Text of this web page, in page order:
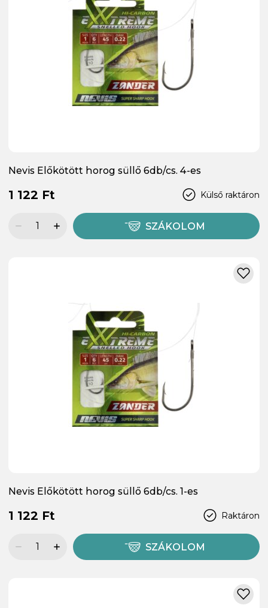
Nevis Előkötött horog süllő 6db/cs. 4-es
Külső raktáron
1 122 Ft
SZÁKOLOM
Nevis Előkötött horog süllő 6db/cs. 1-es
Raktáron
1 122 Ft
SZÁKOLOM